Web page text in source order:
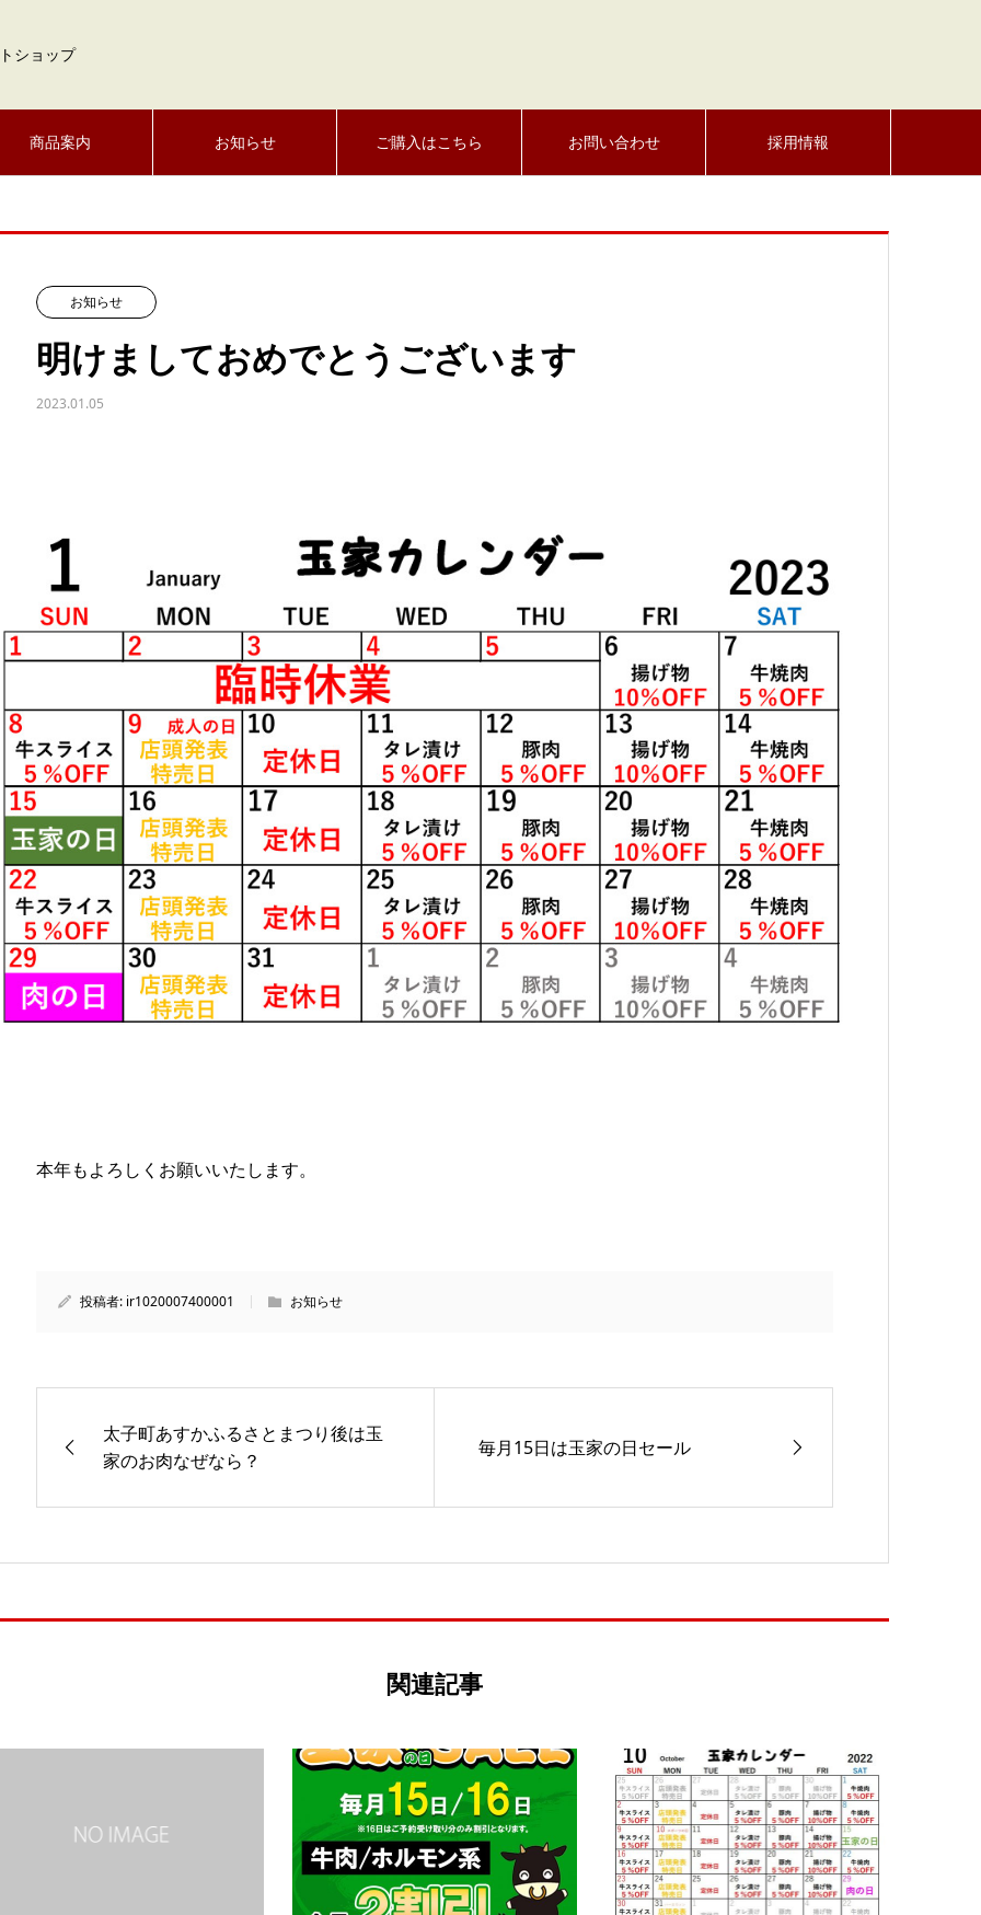
ショップ
商品案内 お知らせ ご購入はこちら お問い合わせ 採用情報
お知らせ
明けましておめでとうございます
2023.01.05
本年もよろしくお願いいたします。
投稿者: ir1020007400001 お知らせ
太子町あすかふるさとまつり後は玉
家のお肉なぜなら？
毎月15日は玉家の日セール
関連記事